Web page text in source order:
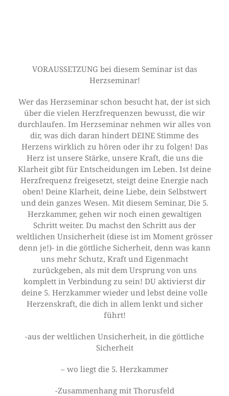
VORAUSSETZUNG bei diesem Seminar ist das
Herzseminar!
Wer das Herzseminar schon besucht hat, der ist sich
über die vielen Herzfrequenzen bewusst, die wir
durchlaufen. Im Herzseminar nehmen wir alles von
dir, was dich daran hindert DEINE Stimme des
Herzens wirklich zu hören oder ihr zu folgen! Das
Herz ist unsere Stärke, unsere Kraft, die uns die
Klarheit gibt für Entscheidungen im Leben. Ist deine
Herzfrequenz freigesetzt, steigt deine Energie nach
oben! Deine Klarheit, deine Liebe, dein Selbstwert
und dein ganzes Wesen. Mit diesem Seminar, Die 5.
Herzkammer, gehen wir noch einen gewaltigen
Schritt weiter. Du machst den Schritt aus der
weltlichen Unsicherheit (diese ist im Moment grösser
denn je!)- in die göttliche Sicherheit, denn was kann
uns mehr Schutz, Kraft und Eigenmacht
zurückgeben, als mit dem Ursprung von uns
komplett in Verbindung zu sein! DU aktivierst dir
deine 5. Herzkammer wieder und lebst deine volle
Herzenskraft, die dich in allem lenkt und sicher
führt!
-aus der weltlichen Unsicherheit, in die göttliche
Sicherheit
– wo liegt die 5. Herzkammer
-Zusammenhang mit Thorusfeld